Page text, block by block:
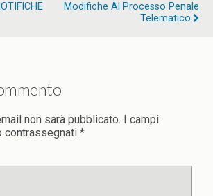
Modifiche Al Processo Penale
Telematico
non sarà pubblicato. I campi
contrassegnati *